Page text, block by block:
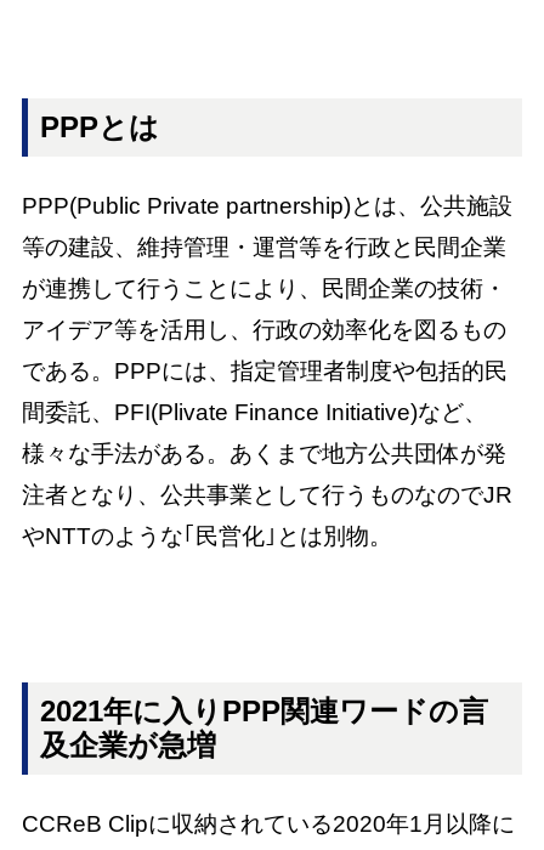
PPPとは
PPP(Public Private partnership)とは、公共施設
等の建設、維持管理・運営等を行政と民間企業
が連携して行うことにより、民間企業の技術・
アイデア等を活用し、行政の効率化を図るもの
である。PPPには、指定管理者制度や包括的民
間委託、PFI(Plivate Finance Initiative)など、
様々な手法がある。あくまで地方公共団体が発
注者となり、公共事業として行うものなのでJR
やNTTのような｢民営化｣とは別物。
2021年に入りPPP関連ワードの言
及企業が急増
CCReB Clipに収納されている2020年1月以降に